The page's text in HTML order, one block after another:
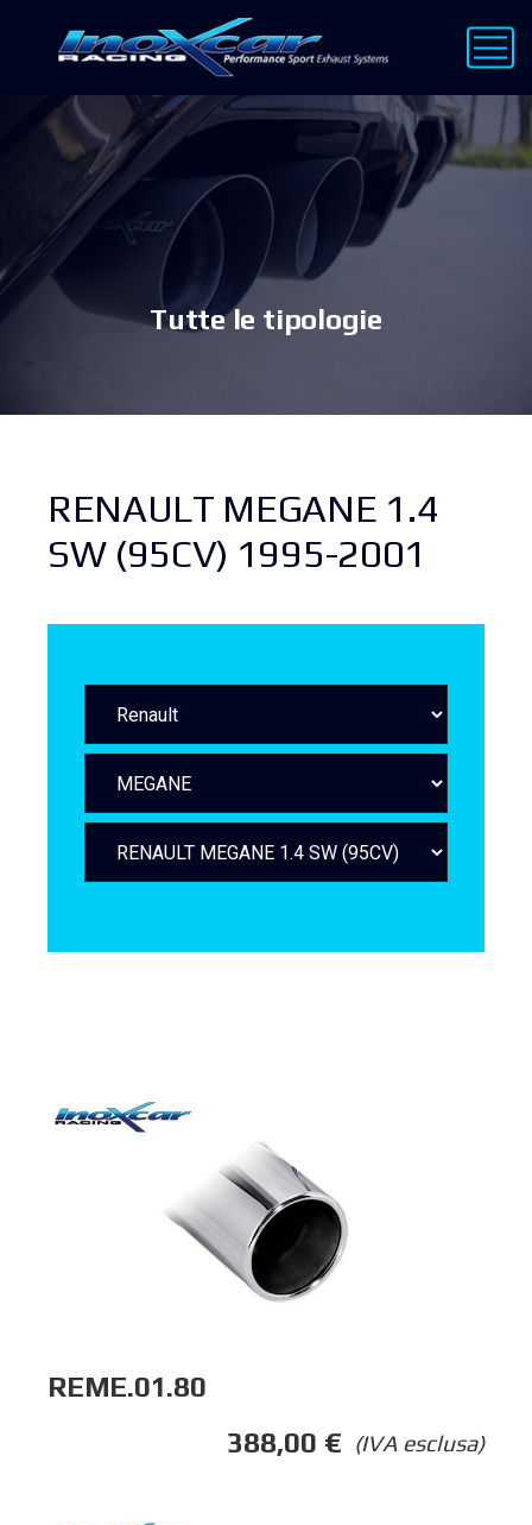
Tutte le tipologie
RENAULT MEGANE 1.4
SW (95CV) 1995-2001
REME.01.80
(IVA esclusa)
388,00 €